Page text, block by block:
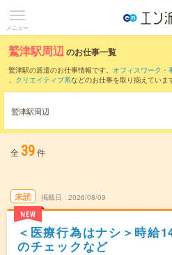
メニュー
鷲津駅周辺のお仕事一覧
鷲津駅の派遣のお仕事情報です。 オフィスワーク・
、 クリエイティブ系などのお仕事を取り揃えていま
また、二川駅
認いただけます。
鷲津駅周辺
全 39件
未読
NEW
掲載日 2026/08/09
＜医療行為はナシ＞時給
のチェックなど